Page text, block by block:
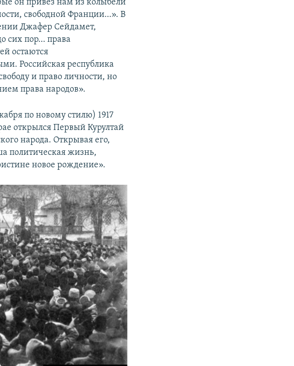
он привез нам из колыбели
свободной Франции…». В
Джафер Сейдамет,
сих пор… права
остаются
Российская республика
и право личности, но
права народов».
по новому стилю) 1917
открылся Первый Курултай
народа. Открывая его,
политическая жизнь,
новое рождение».